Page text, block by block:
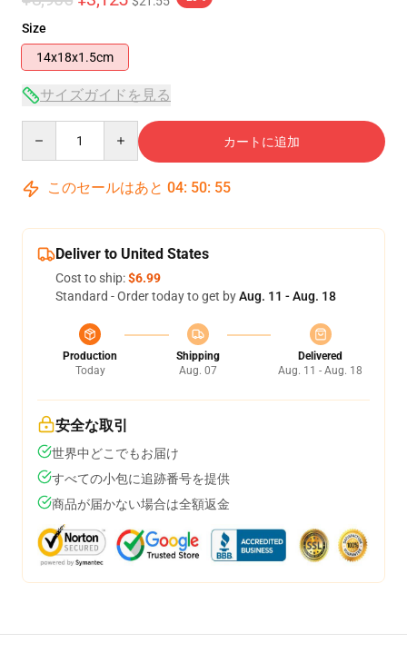
Size
14x18x1.5cm
サイズガイドを見る
カートに追加
このセールはあと 04: 50: 54
Deliver to United States
Cost to ship:$6.99
Standard - Order today to get byAug. 11 - Aug. 18
Production
Today
Shipping
Aug. 07
Delivered
Aug. 11 - Aug. 18
安全な取引
世界中どこでもお届け
すべての小包に追跡番号を提供
商品が届かない場合は全額返金